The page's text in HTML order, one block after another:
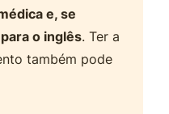
e, se
o inglês. Ter a
também pode